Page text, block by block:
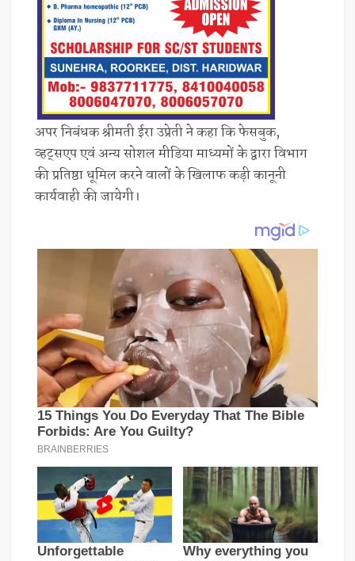
अपर निबंधक श्रीमती ईरा उप्रेती ने कहा कि फेसबुक,
व्हट्सएप एवं अन्य सोशल मीडिया माध्यमों के द्वारा विभाग
की प्रतिष्ठा धूमिल करने वालों के खिलाफ कड़ी कानूनी
कार्यवाही की जायेगी।